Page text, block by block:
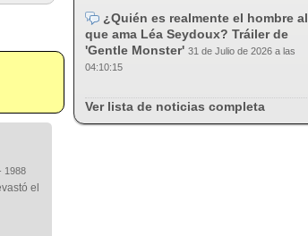
1988
el
¿Quién es realmente el hombre al
que ama Léa Seydoux? Tráiler de
'Gentle Monster' 31 de Julio de 2026 a las
04:10:15
Ver lista de noticias completa